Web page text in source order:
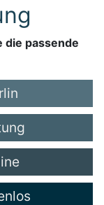
die passende